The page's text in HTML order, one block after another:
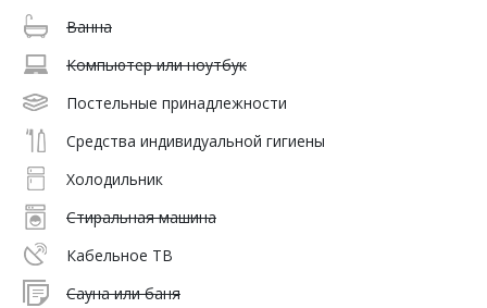
Ванна
Компьютер или ноутбук
Постельные принадлежности
Средства индивидуальной гигиены
Холодильник
Стиральная машина
Кабельное ТВ
Сауна или баня